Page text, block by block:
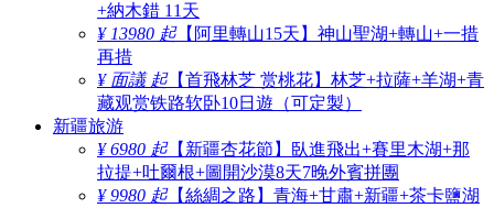
+納木錯 11天
¥ 13980 起【阿里轉山15天】神山聖湖+轉山+一措
再措
¥ 面議 起【首飛林芝 赏桃花】林芝+拉薩+羊湖+青
藏观赏铁路软卧10日遊（可定製）
新疆旅游
¥ 6980 起【新疆杏花節】臥進飛出+賽里木湖+那
拉提+吐爾根+圖開沙漠8天7晚外賓拼團
¥ 9980 起【絲綢之路】青海+甘肅+新疆+茶卡鹽湖